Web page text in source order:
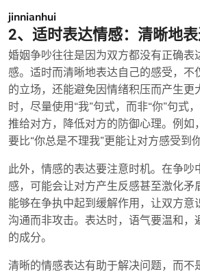
jinnianhui
2、适时表达情感：清晰地
婚姻争吵往往是因为双方都没有正确表
感。适时而清晰地表达自己的感受，不
的立场，还能避免因情绪积压而产生更
时，尽量使用“我”句式，而非“你”句式
推给对方，降低对方的防御心理。例如
要比“你总是不理我”更能让对方感受到
此外，情感的表达要注意时机。在争吵
感，可能会让对方产生反感甚至激化矛
能够在争执中起到缓解作用，让双方意
沟通而非攻击。表达时，语气要温和，
的成分。
清晰的情感表达有助于解决问题，而不